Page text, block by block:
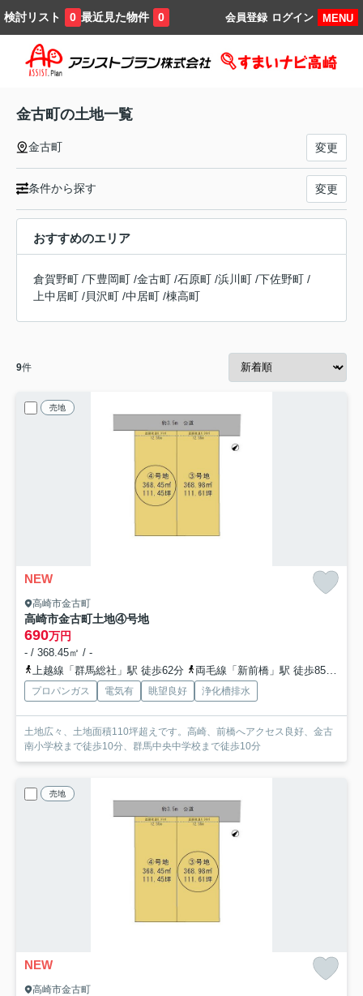
検討リスト 0 最近見た物件 0 MENU
ログイン
会員登録
金古町の土地一覧
金古町 変更
条件から探す 変更
おすすめのエリア
倉賀野町 /下豊岡町 /金古町 /石原町 /浜川町 /下佐野町 /
上中居町 /貝沢町 /中居町 /棟高町
9件
売地
NEW
高崎市金古町
高崎市金古町土地④号地
690万円
- / 368.45㎡ / -
上越線「群馬総社」駅 徒歩62分
両毛線「新前橋」駅 徒歩85分
プロパンガス 電気有 眺望良好 浄化槽排水
土地広々、土地面積110坪超えです。高崎、前橋へアクセス良好、金古
南小学校まで徒歩10分、群馬中央中学校まで徒歩10分
売地
NEW
高崎市金古町